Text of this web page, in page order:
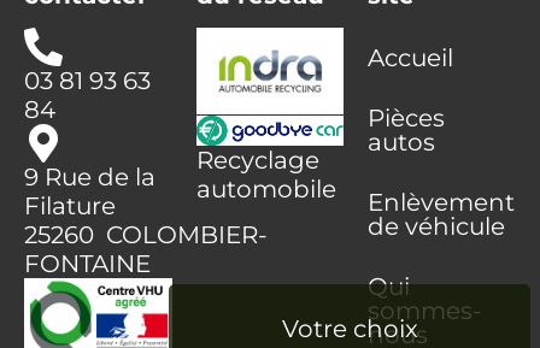
03 81 93 63
84
9 Rue de la
Filature
25260 COLOMBIER-
FONTAINE
Recyclage
automobile
Accueil
Pièces
autos
Enlèvement
de véhicule
Qui
sommes-
nous